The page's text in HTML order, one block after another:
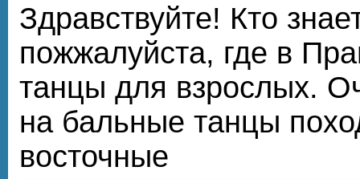
Здравствуйте! Кто
пожжалуйста, где в
танцы для взрослых.
на бальные танцы
восточные